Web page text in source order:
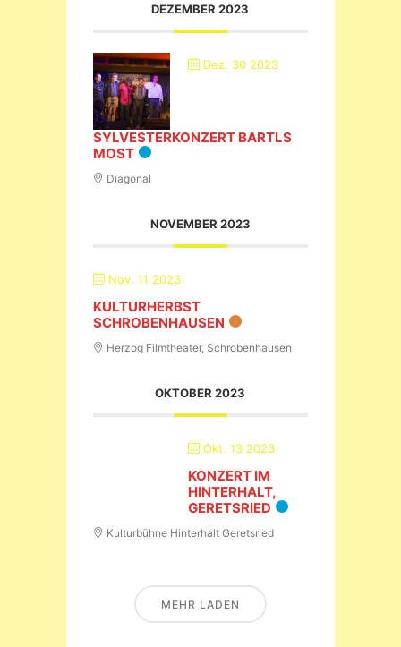
DEZEMBER 2023
Dez. 30 2023
SYLVESTERKONZERT BARTLS
MOST
Diagonal
NOVEMBER 2023
Nov. 11 2023
KULTURHERBST
SCHROBENHAUSEN
Herzog Filmtheater, Schrobenhausen
OKTOBER 2023
KONZERT IM HINTERHALT,
Kulturbühne Hinterhalt Geretsried